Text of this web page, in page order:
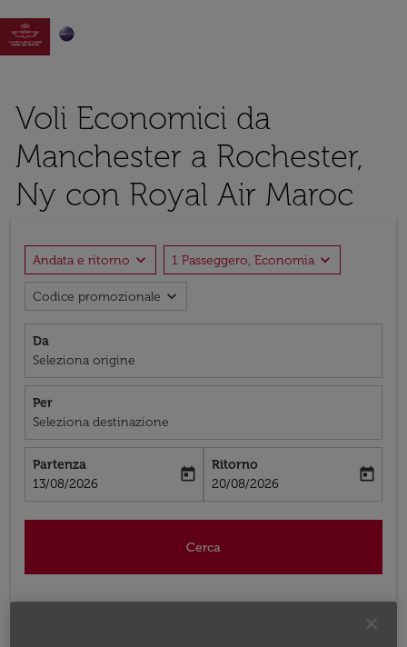

Voli Economici da
Manchester a Rochester,
Ny con Royal Air Maroc
Andata e ritorno expand_more 1 Passeggero, Economia expand_more
Codice promozionale expand_more
Da
Seleziona origine
Per
Seleziona destinazione
Partenza
fc-booking-departure-date-aria-label
13/08/2026
today
Ritorno
fc-booking-return-date-aria-label
20/08/2026
today
Cerca